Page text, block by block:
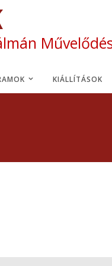
KIÁLLÍTÁSOK